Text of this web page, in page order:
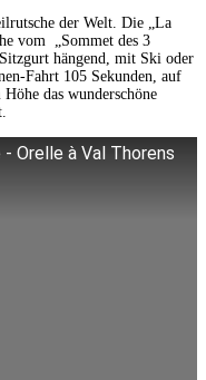
der Welt. Die „La
vom „Sommet des 3
hängend, mit Ski oder
Fahrt 105 Sekunden, auf
das wunderschöne
Orelle à Val Thorens